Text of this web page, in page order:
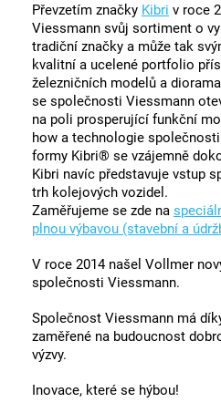
Převzetím značky Kibri v roce
Viessmann svůj sortiment o
tradiční značky a může tak
kvalitní a ucelené portfolio
železničních modelů a
se společnosti Viessmann
na poli prosperující funkční
how a technologie
formy Kibri® se vzájemně
Kibri navíc představuje vstup
trh kolejových vozidel.
Zaměřujeme se zde na
plnou výbavou (stavební a
V roce 2014 našel Vollmer
společnosti Viessmann.
Společnost Viessmann má
zaměřené na budoucnost
výzvy.
Inovace, které se hýbou!